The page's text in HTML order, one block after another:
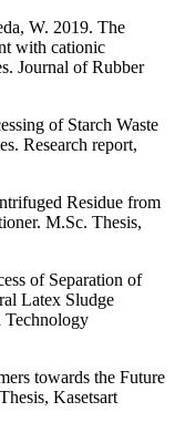
W. 2019. The
with cationic
Journal of Rubber
of Starch Waste
Research report,
Residue from
M.Sc. Thesis,
of Separation of
Latex Sludge
Technology
towards the Future
Kasetsart